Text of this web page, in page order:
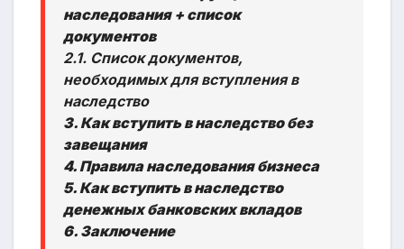
наследования + список
документов
2.1. Список документов,
необходимых для вступления в
наследство
3. Как вступить в наследство без
завещания
4. Правила наследования бизнеса
5. Как вступить в наследство
денежных банковских вкладов
6. Заключение